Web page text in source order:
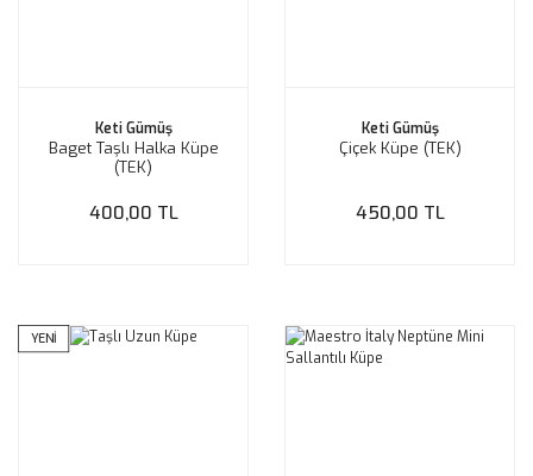
Keti Gümüş
Baget Taşlı Halka Küpe
(TEK)
400,00 TL
Keti Gümüş
Çiçek Küpe (TEK)
450,00 TL
YENİ